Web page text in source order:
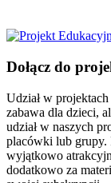
Dołącz do
Udział w
zabawa dla dzieci,
udział w naszych
placówki lub grupy.
wyjątkowo
dodatkowo za